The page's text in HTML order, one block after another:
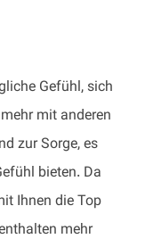
Gefühl, sich
mit anderen
zur Sorge, es
bieten. Da
Ihnen die Top
mehr